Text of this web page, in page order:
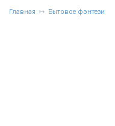
Главная Бытовое фэнтези